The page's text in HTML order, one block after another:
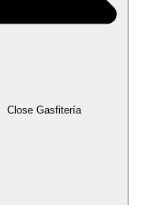
Close Gasfitería